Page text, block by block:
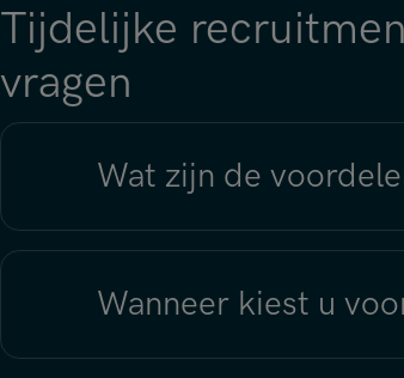
Tijdelijke
vragen
Wat zijn de
Wanneer kiest u